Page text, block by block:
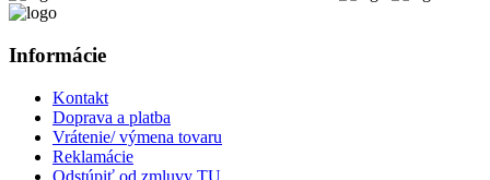
Informácie
Kontakt
Doprava a platba
Vrátenie/ výmena tovaru
Reklamácie
Odstúpiť od zmluvy TU